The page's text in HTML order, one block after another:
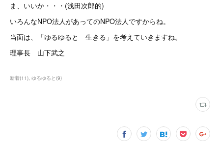
ま、いいか・・・(浅田次郎的)
いろんなNPO法人があってのNPO法人ですからね。
当面は、「ゆるゆると 生きる」を考えていきますね。
理事長 山下武之
新着(11) ゆるゆると(9)